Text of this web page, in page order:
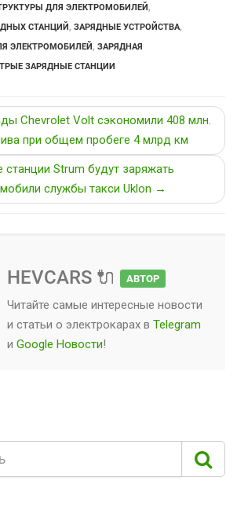
ДЛЯ ЭЛЕКТРОМОБИЛЕЙ,
СТАНЦИЙ, ЗАРЯДНЫЕ УСТРОЙСТВА,
ЭЛЕКТРОМОБИЛЕЙ, ЗАРЯДНАЯ
ЗАРЯДНЫЕ СТАНЦИИ
Chevrolet Volt сэкономили 408 млн.
при общем пробеге 4 млрд км
Strum будут заряжать
службы такси Uklon →
HEVCARS 🔌 АВТОР
Читайте самые интересные новости
и статьи о электрокарах в Telegram
и Google Новости!